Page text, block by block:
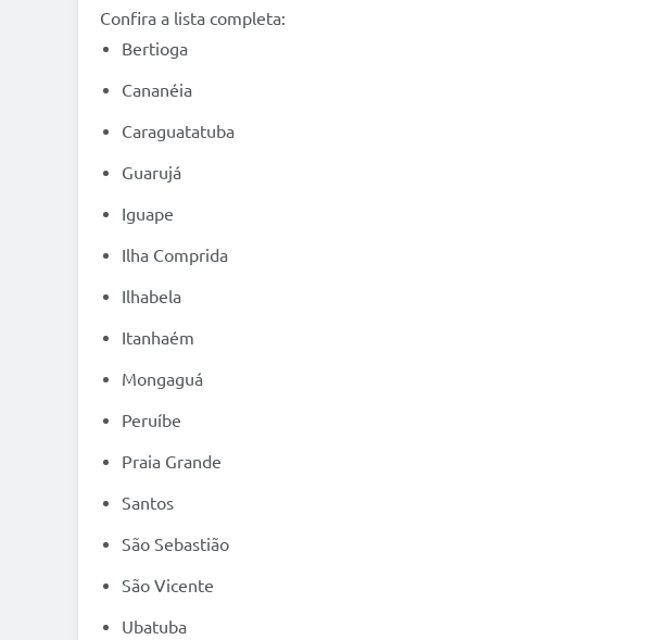
Confira a lista completa:
Bertioga
Cananéia
Caraguatatuba
Guarujá
Iguape
Ilha Comprida
Ilhabela
Itanhaém
Mongaguá
Peruíbe
Praia Grande
Santos
São Sebastião
São Vicente
Ubatuba